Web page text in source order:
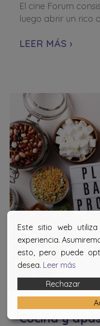
El cine Forum
luego abrir un rico
LEER MÁS ›
Cocina y
Este sitio web
experiencia.
esto, pero puede
desea. Leer más
Rechazar